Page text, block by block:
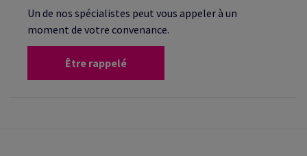
Un de nos spécialistes peut vous appeler à un
moment de votre convenance.
Être rappelé